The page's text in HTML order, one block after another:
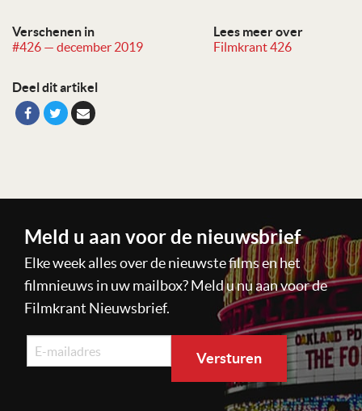
Verschenen in
#426 — december 2019
Lees meer over
Filmkrant 426
Deel dit artikel
Meld u aan voor de nieuwsbrief
Elke week alles over de nieuwste films en het
filmnieuws in uw mailbox? Meld u nu aan voor de
Filmkrant Nieuwsbrief.